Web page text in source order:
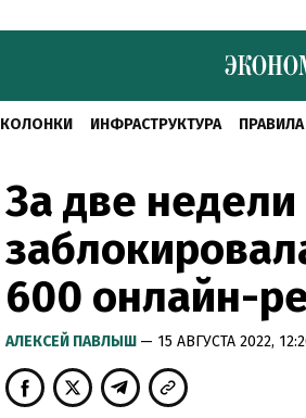
КОЛОНКИ ИНФРАСТРУКТУРА
За две
600 онлайн-
АЛЕКСЕЙ ПАВЛЫШ — 15 АВГУСТА 2022,